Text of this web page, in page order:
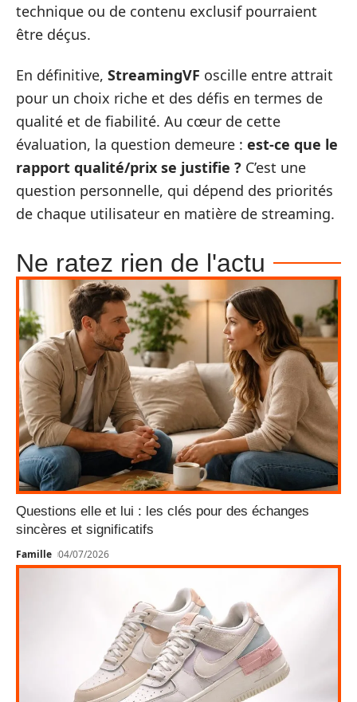
technique ou de contenu exclusif pourraient
être déçus.
En définitive, StreamingVF oscille entre attrait
pour un choix riche et des défis en termes de
qualité et de fiabilité. Au cœur de cette
évaluation, la question demeure : est-ce que le
rapport qualité/prix se justifie ? C’est une
question personnelle, qui dépend des priorités
de chaque utilisateur en matière de streaming.
Ne ratez rien de l'actu
Questions elle et lui : les clés pour des échanges
sincères et significatifs
Famille 04/07/2026